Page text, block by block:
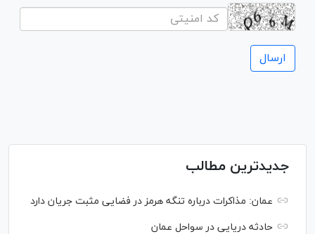
جدیدترین مطالب
عمان: مذاکرات درباره تنگه هرمز در فضایی مثبت جریان دارد
حادثه دریایی در سواحل عمان